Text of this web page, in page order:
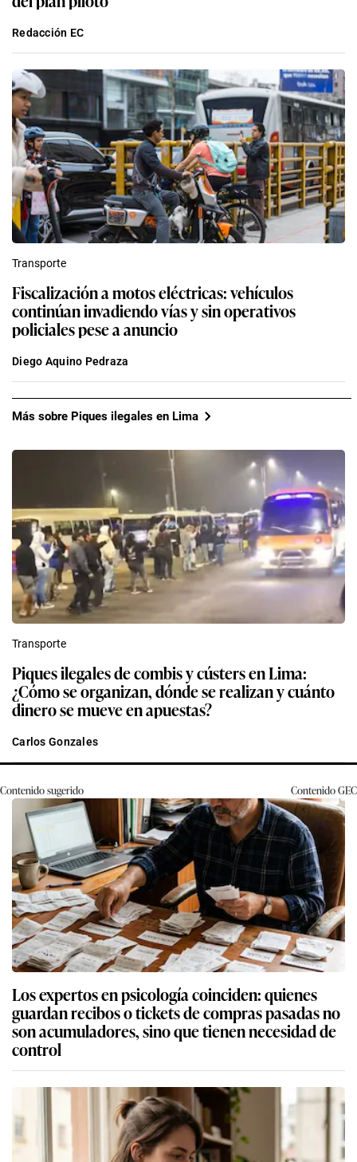
Redacción EC
Transporte
Fiscalización a motos eléctricas: vehículos
continúan invadiendo vías y sin operativos
policiales pese a anuncio
Diego Aquino Pedraza
Más sobre Piques ilegales en Lima
Transporte
Piques ilegales de combis y cústers en Lima:
¿Cómo se organizan, dónde se realizan y cuánto
dinero se mueve en apuestas?
Carlos Gonzales
Contenido sugerido ContenidoGEC
Los expertos en psicología coinciden: quienes
guardan recibos o tickets de compras pasadas no
son acumuladores, sino que tienen necesidad de
control